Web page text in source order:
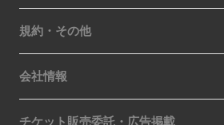
規約・その他
会社情報
チケット販売委託・広告掲載